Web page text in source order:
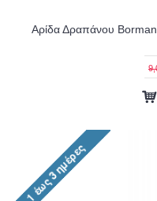
Αρίδα Δραπάνου